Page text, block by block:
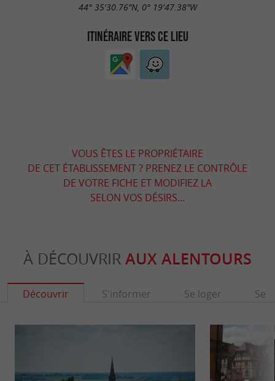
44° 35'30.76"N, 0° 19'47.38"W
ITINÉRAIRE VERS CE LIEU
VOUS ÊTES LE PROPRIÉTAIRE
DE CET ÉTABLISSEMENT ? PRENEZ LE CONTRÔLE
DE VOTRE FICHE ET MODIFIEZ LA
SELON VOS DÉSIRS...
À DÉCOUVRIR AUX ALENTOURS
Découvrir S'informer Se loger Se